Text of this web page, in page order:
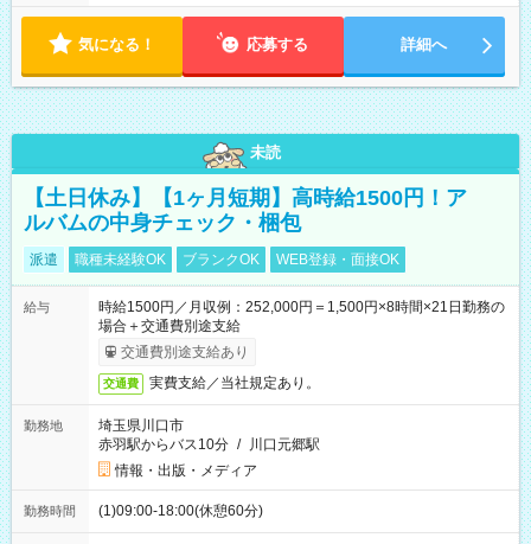
気になる！ 応募する 詳細へ
未読
【土日休み】【1ヶ月短期】高時給1500円！ア
ルバムの中身チェック・梱包
派遣 職種未経験OK ブランクOK WEB登録・面接OK
給与
時給1500円／月収例：252,000円＝1,500円×8時間×21日勤務の
場合＋交通費別途支給
交通費別途支給あり
交通費 実費支給／当社規定あり。
勤務地
埼玉県川口市
赤羽駅からバス10分 / 川口元郷駅
情報・出版・メディア
勤務時間 (1)09:00-18:00(休憩60分)